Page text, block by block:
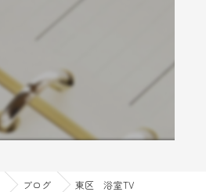
ブログ 東区 浴室TV